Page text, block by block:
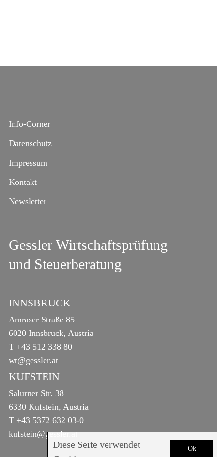
Ok
Diese Seite verwendet
Info-Corner
Datenschutz
Impressum
Kontakt
Newsletter
Gessler Wirtschaftsprüfung
und Steuerberatung
INNSBRUCK
Amraser Straße 85
6020 Innsbruck, Austria
T +43 512 338 80
wt@gessler.at
KUFSTEIN
Salurner Str. 38
6330 Kufstein, Austria
T +43 5372 632 03-0
kufstein@gessler.at